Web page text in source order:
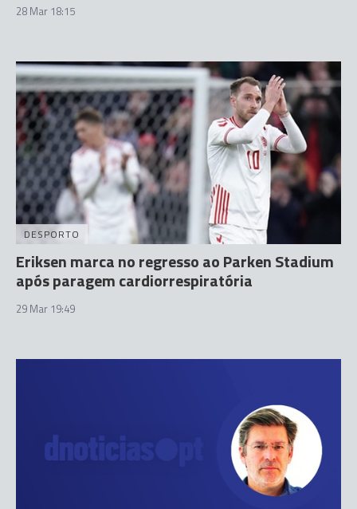
28 Mar 18:15
DESPORTO
Eriksen marca no regresso ao Parken Stadium
após paragem cardiorrespiratória
29 Mar 19:49